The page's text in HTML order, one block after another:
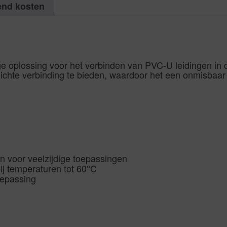
kosten
oplossing voor het verbinden van PVC-U leidingen
verbinding te bieden, waardoor het een
voor veelzijdige toepassingen
temperaturen tot 60°C